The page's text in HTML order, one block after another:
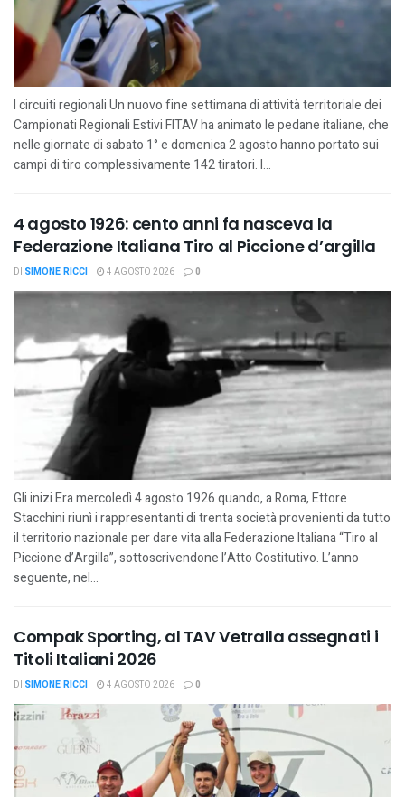
I circuiti regionali Un nuovo fine settimana di attività territoriale dei
Campionati Regionali Estivi FITAV ha animato le pedane italiane, che
nelle giornate di sabato 1° e domenica 2 agosto hanno portato sui
campi di tiro complessivamente 142 tiratori. I...
4 agosto 1926: cento anni fa nasceva la
Federazione Italiana Tiro al Piccione d’argilla
DI SIMONE RICCI 4 AGOSTO 2026 0
Gli inizi Era mercoledì 4 agosto 1926 quando, a Roma, Ettore
Stacchini riunì i rappresentanti di trenta società provenienti da tutto
il territorio nazionale per dare vita alla Federazione Italiana “Tiro al
Piccione d’Argilla”, sottoscrivendone l’Atto Costitutivo. L’anno
seguente, nel...
Compak Sporting, al TAV Vetralla assegnati i
Titoli Italiani 2026
DI SIMONE RICCI 4 AGOSTO 2026 0